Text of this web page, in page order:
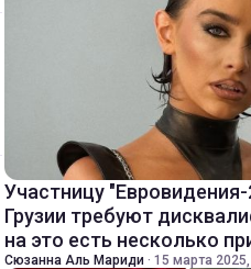
Участницу
Грузии требуют
на это есть несколько
Сюзанна Аль Мариди · 15 марта